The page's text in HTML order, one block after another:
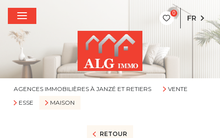
0
FR
AGENCES IMMOBILIÈRES À JANZÉ ET RETIERS
VENTE
ESSE
MAISON
RETOUR